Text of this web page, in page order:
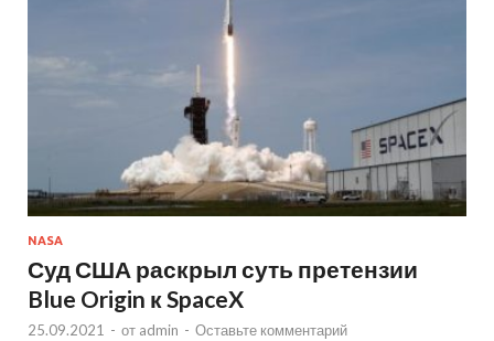
NASA
Суд США раскрыл суть претензии
Blue Origin к SpaceX
25.09.2021 - от admin - Оставьте комментарий